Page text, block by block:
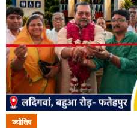
ज्योतिष